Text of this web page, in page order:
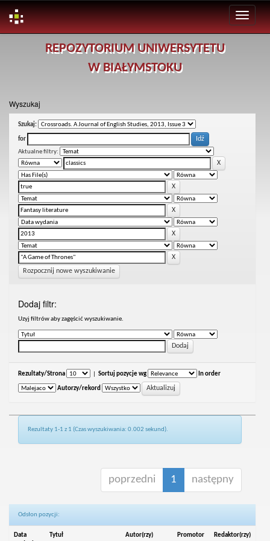
REPOZYTORIUM UNIWERSYTETU
W BIAŁYMSTOKU
Wyszukaj
Szukaj:
for
Aktualne filtry:
Rozpocznij nowe wyszukiwanie
Dodaj filtr:
Uzyj filtrów aby zagęścić wyszukiwanie.
Rezultaty/Strona Sortuj pozycje wg In order
Autorzy/rekord
Rezultaty 1-1 z 1 (Czas wyszukiwania: 0.002 sekund).
poprzedni 1 następny
Odsłon pozycji:
Data Tytuł Autor(rzy) Promotor Redaktor(rzy)